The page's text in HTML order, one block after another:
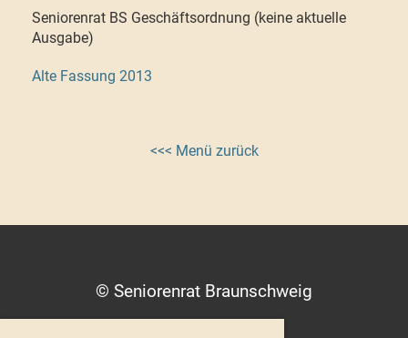
Seniorenrat BS Geschäftsordnung (keine aktuelle
Ausgabe)
Alte Fassung 2013
<<< Menü zurück
© Seniorenrat Braunschweig